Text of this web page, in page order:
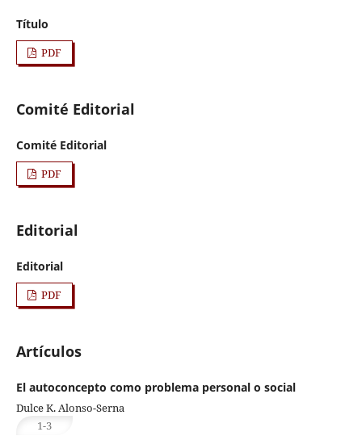
Título
PDF
Comité Editorial
Comité Editorial
PDF
Editorial
Editorial
PDF
Artículos
El autoconcepto como problema personal o social
Dulce K. Alonso-Serna
1-3